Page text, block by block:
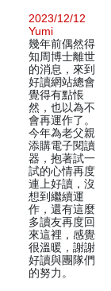
2023/12/12
Yumi
幾年前偶然得
知周博士離世
的消息，來到
好讀網站總會
覺得有點悵
然，也以為不
會再運作了。
今年為老父親
添購電子閱讀
器，抱著試一
試的心情再度
連上好讀，沒
想到繼續運
作，還有這麼
多讀友再度回
來這裡，感覺
很溫暖，謝謝
好讀與團隊們
的努力。